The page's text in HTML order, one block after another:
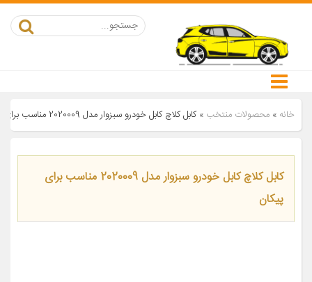
خانه » محصولات منتخب »کابل کلاچ کابل خودرو سبزوار مدل 2020009 مناسب برای پیکان
کابل کلاچ کابل خودرو سبزوار مدل 2020009 مناسب برای
پیکان